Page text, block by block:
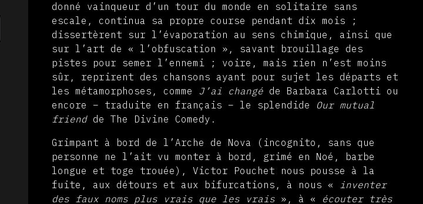
donné vainqueur d’un tour du monde en solitaire sans
escale, continua sa propre course pendant dix mois ;
dissertèrent sur l’évaporation au sens chimique, ainsi que
sur l’art de « l’obfuscation », savant brouillage des
pistes pour semer l’ennemi ; voire, mais rien n’est moins
sûr, reprirent des chansons ayant pour sujet les départs et
les métamorphoses, comme J’ai changé de Barbara Carlotti ou
encore – traduite en français – le splendide Our mutual
friend de The Divine Comedy.
Grimpant à bord de l’Arche de Nova (incognito, sans que
personne ne l’ait vu monter à bord, grimé en Noé, barbe
longue et toge trouée), Victor Pouchet nous pousse à la
fuite, aux détours et aux bifurcations, à nous « inventer
des faux noms plus vrais que les vrais », à « écouter très